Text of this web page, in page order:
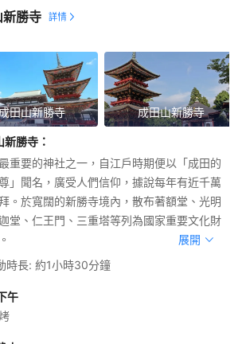
新勝寺
田山新勝寺 成田山新勝寺
新勝寺 ：
重要的神社之一，自江戶時期便以「成田的
」聞名，廣受人們信仰，據說每年有近千萬
。於寬闊的新勝寺境內，散布著額堂、光明
堂、仁王門、三重塔等列為國家重要文化財
展開
時長: 約1小時30分鐘
午